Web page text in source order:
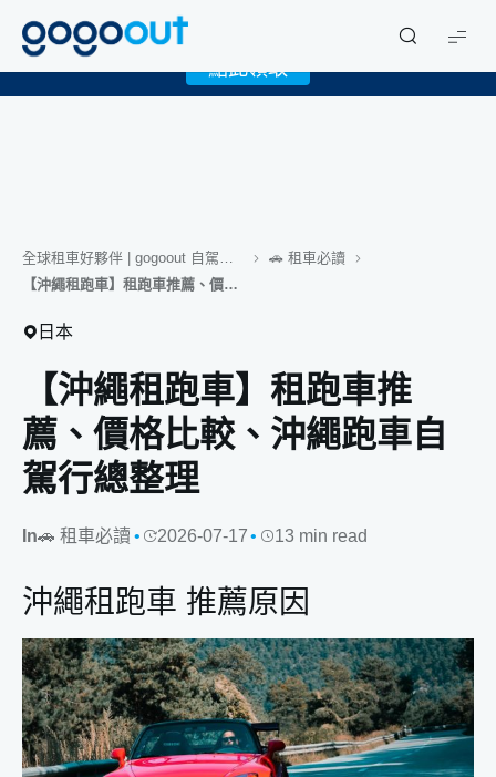
gogoout
全球租車好夥伴 | gogoout 自駕旅遊誌
🚗 租車必讀
【沖繩租跑車】租跑車推薦、價格比較、沖繩跑車自駕行總整理
日本
【沖繩租跑車】租跑車推
薦、價格比較、沖繩跑車自
駕行總整理
In🚗 租車必讀 2026-07-17 13 min read
沖繩租跑車 推薦原因
限時下載 gogoout APP 領取免費 1GB eSIM！
點此領取